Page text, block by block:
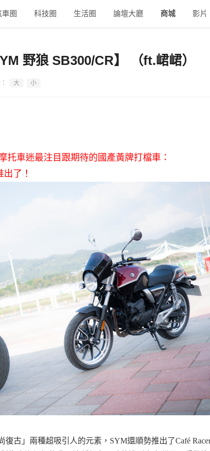
車圈 科技圈 生活圈 論壇大廳 商城 影片
野狼 SB300/CR】 （ft.峮峮）
大 小
車迷最注目跟期待的國產黃牌打檔車：
了！
古」兩種超吸引人的元素，SYM還順勢推出了Café